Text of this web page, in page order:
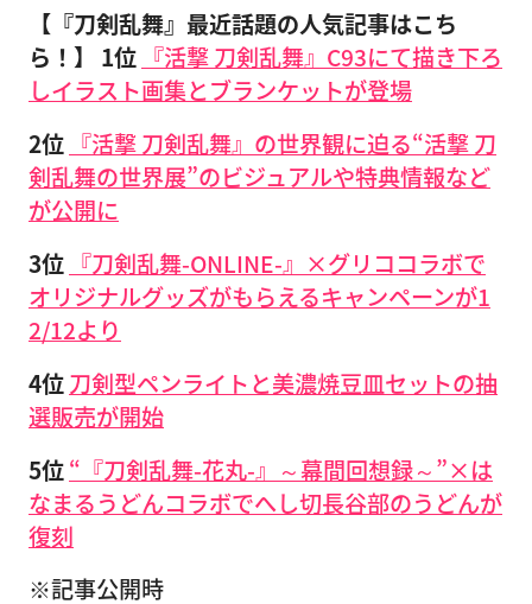
【『刀剣乱舞』最近話題の人気記事はこち
ら！】
1位 『活撃 刀剣乱舞』C93にて描き下ろ
しイラスト画集とブランケットが登場
2位 『活撃 刀剣乱舞』の世界観に迫る“活撃 刀
剣乱舞の世界展”のビジュアルや特典情報など
が公開に
3位 『刀剣乱舞-ONLINE-』×グリココラボで
オリジナルグッズがもらえるキャンペーンが1
2/12より
4位刀剣型ペンライトと美濃焼豆皿セットの抽
選販売が開始
5位“『刀剣乱舞-花丸-』～幕間回想録～”×は
なまるうどんコラボでへし切長谷部のうどんが
復刻
※記事公開時